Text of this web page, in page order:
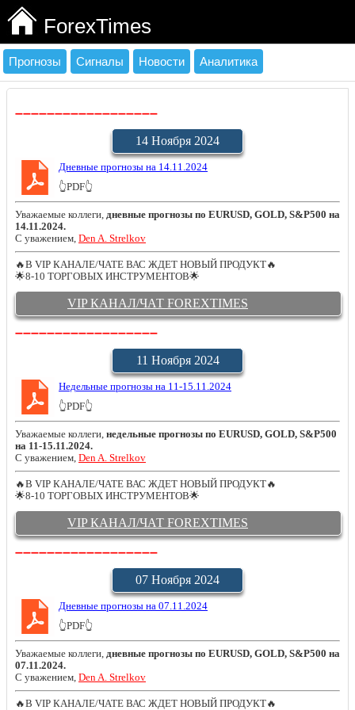
ForexTimes
Прогнозы Сигналы Новости Аналитика
➖➖➖➖➖➖➖➖➖➖➖➖➖➖➖➖➖➖
14 Ноября 2024
Дневные прогнозы на 14.11.2024
👆PDF👆
Уважаемые коллеги, дневные прогнозы по EURUSD, GOLD, S&P500 на
14.11.2024.
С уважением, Den A. Strelkov
🔥В VIP КАНАЛЕ/ЧАТЕ ВАС ЖДЕТ НОВЫЙ ПРОДУКТ🔥
🌟8-10 ТОРГОВЫХ ИНСТРУМЕНТОВ🌟
VIP КАНАЛ/ЧАТ FOREXTIMES
➖➖➖➖➖➖➖➖➖➖➖➖➖➖➖➖➖➖
11 Ноября 2024
Недельные прогнозы на 11-15.11.2024
👆PDF👆
Уважаемые коллеги, недельные прогнозы по EURUSD, GOLD, S&P500
на 11-15.11.2024.
С уважением, Den A. Strelkov
🔥В VIP КАНАЛЕ/ЧАТЕ ВАС ЖДЕТ НОВЫЙ ПРОДУКТ🔥
🌟8-10 ТОРГОВЫХ ИНСТРУМЕНТОВ🌟
VIP КАНАЛ/ЧАТ FOREXTIMES
➖➖➖➖➖➖➖➖➖➖➖➖➖➖➖➖➖➖
07 Ноября 2024
Дневные прогнозы на 07.11.2024
👆PDF👆
Уважаемые коллеги, дневные прогнозы по EURUSD, GOLD, S&P500 на
07.11.2024.
С уважением, Den A. Strelkov
🔥В VIP КАНАЛЕ/ЧАТЕ ВАС ЖДЕТ НОВЫЙ ПРОДУКТ🔥